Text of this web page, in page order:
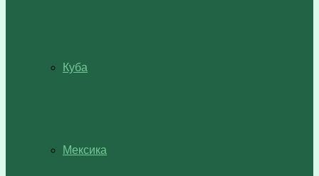
Куба
Мексика